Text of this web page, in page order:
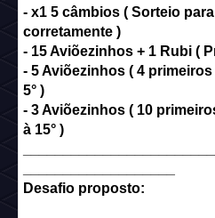
- x1 5 câmbios ( Sorteio
corretamente )
- 15 Aviõezinhos + 1 Rubi (
- 5 Aviõezinhos ( 4
5° )
- 3 Aviõezinhos ( 10
à 15°)
Desafio proposto: